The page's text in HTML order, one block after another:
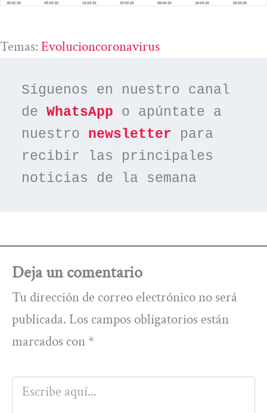
Temas: Evolucioncoronavirus
Síguenos en nuestro canal
de WhatsApp o apúntate a
nuestro newsletter para
recibir las principales
noticias de la semana
Deja un comentario
Tu dirección de correo electrónico no será
publicada. Los campos obligatorios están
marcados con *
Escribe
aquí...